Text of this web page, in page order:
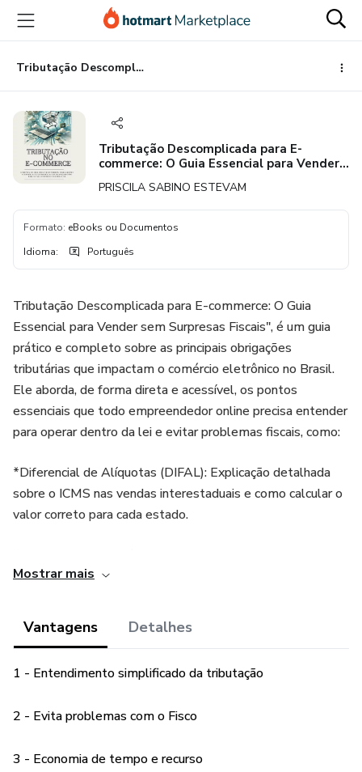
para
conteúdo
principal
para
pagamento
para
rodapé
Tributação Descomplicada para E-commerce: O Guia Essencial para Vender sem Surpresas Fiscais!
Tributação Descomplicada para E-
commerce: O Guia Essencial para Vender
PRISCILA SABINO ESTEVAM
Formato: eBooks ou Documentos
Idioma: Português
Tributação Descomplicada para E-commerce: O Guia
Essencial para Vender sem Surpresas Fiscais", é um guia
prático e completo sobre as principais obrigações
tributárias que impactam o comércio eletrônico no Brasil.
Ele aborda, de forma direta e acessível, os pontos
essenciais que todo empreendedor online precisa entender
para operar dentro da lei e evitar problemas fiscais, como:
*Diferencial de Alíquotas (DIFAL): Explicação detalhada
sobre o ICMS nas vendas interestaduais e como calcular o
valor correto para cada estado.
cobrança afeta o preço final e as responsabilidades da sua
*Impostos Federais e Obrigações Acessórias: Tópicos
obrigações fiscais que o governo exige.
*Automação e Ferramentas de Gestão Fiscal: Dicas sobre
impostos e emissão de notas fiscais.
Mostrar mais
Vantagens Detalhes
1 - Entendimento simplificado da tributação
2 - Evita problemas com o Fisco
3 - Economia de tempo e recurso